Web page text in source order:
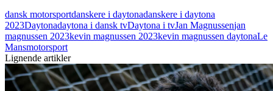
dansk motorsportdanskere i daytonadanskere i daytona
2023Daytonadaytona i dansk tvDaytona i tvJan Magnussenjan
magnussen 2023kevin magnussen 2023kevin magnussen daytonaLe
Mansmotorsport
Lignende artikler